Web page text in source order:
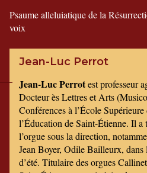
Psaume alleluiatique de la
voix
Jean-Luc Perrot
Jean-Luc Perrotest professeur
Docteur ès Lettres et Arts
Conférences à l’École
l’Éducation de Saint-Étienne. Il a
l’orgue sous la direction,
Jean Boyer, Odile Bailleurx, dans
d’été. Titulaire des orgues